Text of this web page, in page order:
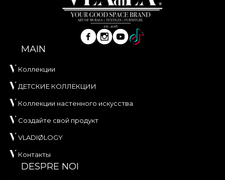
MAIN
Коллекции
ДЕТСКИЕ КОЛЛЕКЦИИ
Коллекции настенного искусства
Создайте свой продукт
VLADIØLOGY
Контакты
DESPRE NOI